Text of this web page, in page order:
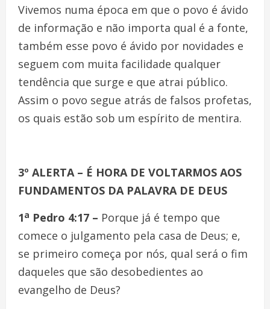
Vivemos numa época em que o povo é ávido
de informação e não importa qual é a fonte,
também esse povo é ávido por novidades e
seguem com muita facilidade qualquer
tendência que surge e que atrai público.
Assim o povo segue atrás de falsos profetas,
os quais estão sob um espírito de mentira.
3º ALERTA – É HORA DE VOLTARMOS AOS
FUNDAMENTOS DA PALAVRA DE DEUS
1a Pedro 4:17 – Porque já é tempo que
comece o julgamento pela casa de Deus; e,
se primeiro começa por nós, qual será o fim
daqueles que são desobedientes ao
evangelho de Deus?